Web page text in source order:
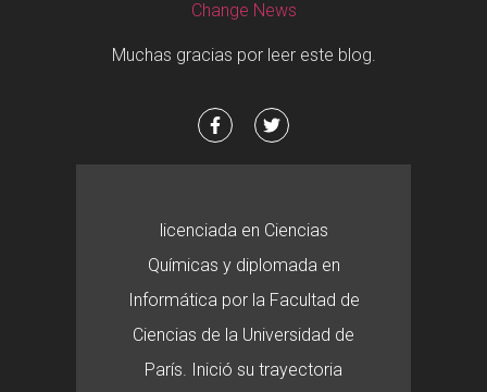
Change News
Muchas gracias por leer este blog.
licenciada en Ciencias
Químicas y diplomada en
Informática por la Facultad de
Ciencias de la Universidad de
París. Inició su trayectoria